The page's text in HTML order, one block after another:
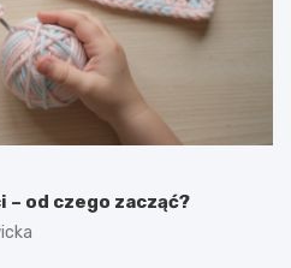
– od czego zacząć?